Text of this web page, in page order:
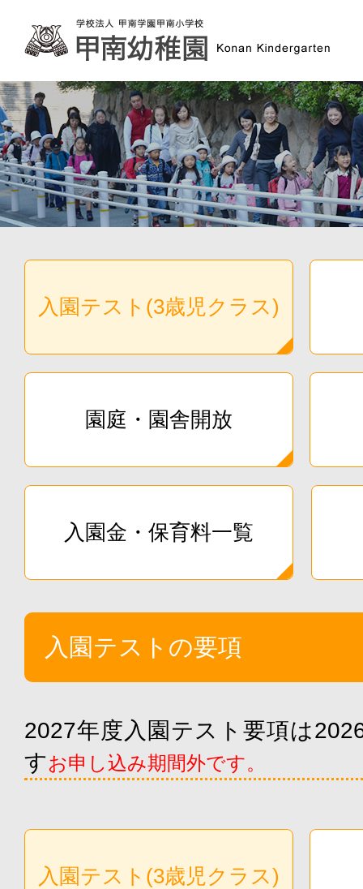
入園テスト(3歳児クラス)
園庭・園舎開放
入園金・保育料一覧
入園テストの要項
2027年度入園テスト要項は
すお申し込み期間外です。
入園テスト(3歳児クラス)